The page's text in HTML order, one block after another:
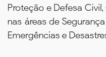
Proteção e Defesa
nas áreas de
Emergências e